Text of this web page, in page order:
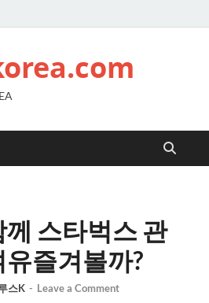
스타벅스 관
즐겨볼까?
스K - Leave a Comment